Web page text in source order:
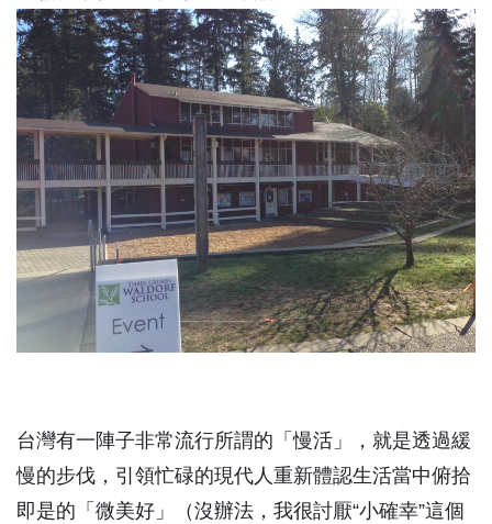
台灣有一陣子非常流行所謂的「慢活」，就是透過緩
慢的步伐，引領忙碌的現代人重新體認生活當中俯拾
即是的「微美好」（沒辦法，我很討厭“小確幸”這個